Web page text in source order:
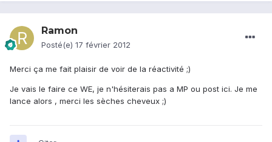
Ramon
Posté(e) 17 février 2012
Merci ça me fait plaisir de voir de la réactivité ;)
Je vais le faire ce WE, je n'hésiterais pas a MP ou post ici. Je me
lance alors , merci les sèches cheveux ;)